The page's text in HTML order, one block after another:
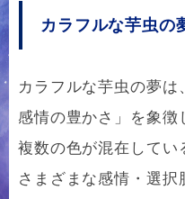
カラフルな芋虫の
カラフルな芋虫の夢は
感情の豊かさ」を象徴
複数の色が混在してい
さまざまな感情・選択